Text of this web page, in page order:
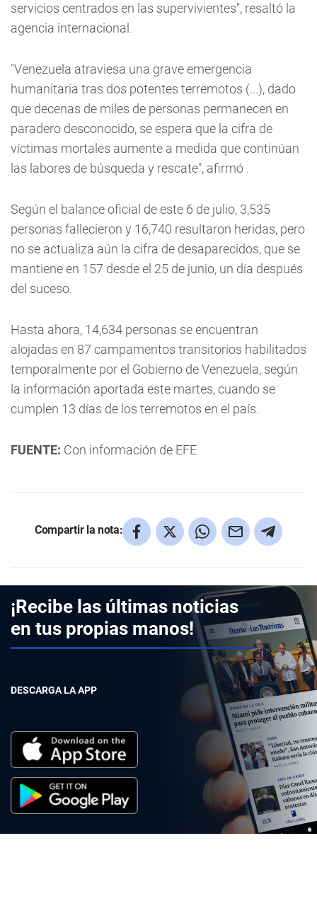
servicios centrados en las supervivientes", resaltó la
agencia internacional.
"Venezuela atraviesa una grave emergencia
humanitaria tras dos potentes terremotos (...), dado
que decenas de miles de personas permanecen en
paradero desconocido, se espera que la cifra de
víctimas mortales aumente a medida que continúan
las labores de búsqueda y rescate", afirmó .
Según el balance oficial de este 6 de julio, 3,535
personas fallecieron y 16,740 resultaron heridas, pero
no se actualiza aún la cifra de desaparecidos, que se
mantiene en 157 desde el 25 de junio, un día después
del suceso.
Hasta ahora, 14,634 personas se encuentran
alojadas en 87 campamentos transitorios habilitados
temporalmente por el Gobierno de Venezuela, según
la información aportada este martes, cuando se
cumplen 13 días de los terremotos en el país.
FUENTE: Con información de EFE
Compartir la nota:
¡Recibe las últimas noticias
en tus propias manos!
DESCARGA LA APP